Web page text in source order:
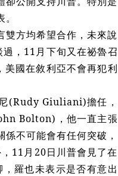
方均希望合作，未來說
， 11月下旬又在祕魯召
美國在敘利亞不會再犯利
(Rudy Giuliani)擔任，
Bolton)，他一直主張
不可能會有任何突破，
11月20日川普會見了在
羅也未表示是否有意出